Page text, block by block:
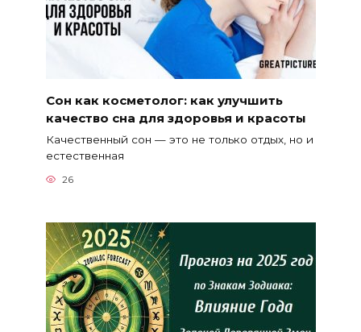
Сон как косметолог: как улучшить
качество сна для здоровья и красоты
Качественный сон — это не только отдых, но и
естественная
26